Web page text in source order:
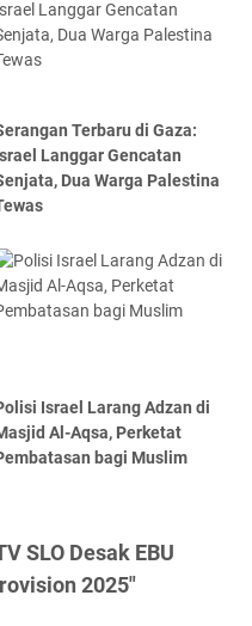
Terbaru di Gaza:
Langgar Gencatan
Dua Warga Palestina
Israel Larang Adzan di
Al-Aqsa, Perketat
bagi Muslim
SLO Desak EBU
2025"